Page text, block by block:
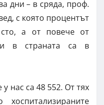
дни – в сряда, проф.
с която процентът
а от повече от
в страната са в
нас са 48 552. От тях